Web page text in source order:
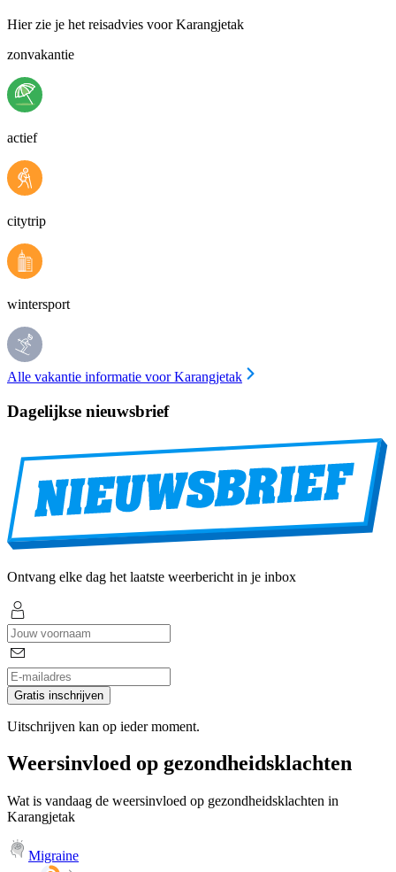
Hier zie je het reisadvies voor Karangjetak
zonvakantie
actief
citytrip
wintersport
Alle vakantie informatie voor Karangjetak
Dagelijkse nieuwsbrief
Ontvang elke dag het laatste weerbericht in je inbox
Gratis inschrijven
Uitschrijven kan op ieder moment.
Weersinvloed op gezondheidsklachten
Wat is vandaag de weersinvloed op gezondheidsklachten in
Karangjetak
Migraine